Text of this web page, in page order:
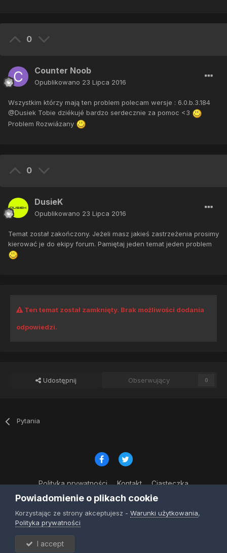
0
Counter Noob
Opublikowano 23 Lipca 2016
Wszystkim którzy mają ten problem polecam wersje : 6.0.b.3.184
@Dusiek Tobie dziékujé bardzo serdecznie za pomoc <3
Problem Rozwiázany
0
DusieK
Opublikowano 23 Lipca 2016
Temat został zakończony. Jeżeli masz jakieś zastrzeżenia prosimy
kierować je do ekipy forum. Pamiętaj jeden temat jeden problem
Ten temat został zamknięty. Brak możliwości dodania
odpowiedzi.
Udostępnij Obserwujący 0
Pytania
Polityka prywatności Kontakt Ciasteczka
© Copyright 2023
Powered by Invision Community
Powiadomienie o plikach cookie
Korzystając ze strony akceptujesz - Warunki użytkowania,
Polityka prywatności
I accept